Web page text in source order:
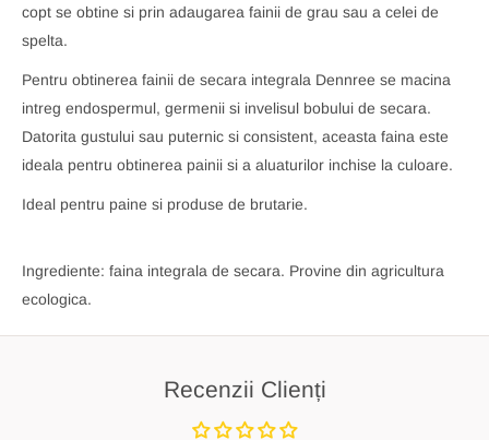
copt se obtine si prin adaugarea fainii de grau sau a celei de
spelta.
Pentru obtinerea fainii de secara integrala Dennree se macina
intreg endospermul, germenii si invelisul bobului de secara.
Datorita gustului sau puternic si consistent, aceasta faina este
ideala pentru obtinerea painii si a aluaturilor inchise la culoare.
Ideal pentru paine si produse de brutarie.
Ingrediente: faina integrala de secara. Provine din agricultura
ecologica.
Recenzii Clienți